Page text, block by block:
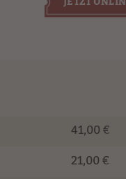
41,00 €
21,00 €